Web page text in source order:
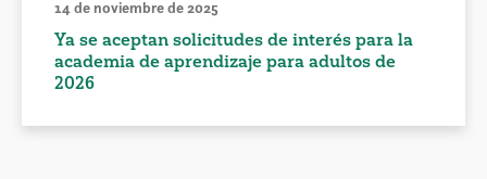
14 de noviembre de 2025
Ya se aceptan solicitudes de interés para la
academia de aprendizaje para adultos de
2026